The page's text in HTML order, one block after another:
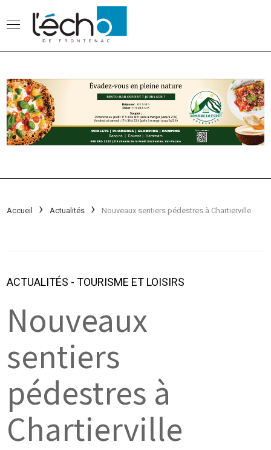
Accueil Actualités Nouveaux sentiers pédestres à Chartierville
ACTUALITÉS -TOURISME ET LOISIRS
Nouveaux
sentiers
pédestres à
Chartierville